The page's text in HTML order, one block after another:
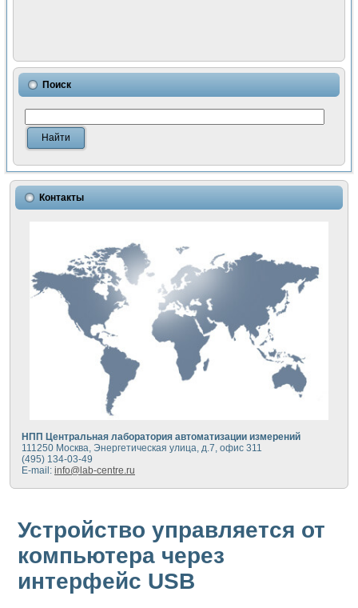
Поиск
Контакты
НПП Центральная лаборатория автоматизации измерений
111250 Москва, Энергетическая улица, д.7, офис 311
(495) 134-03-49
E-mail: info@lab-centre.ru
Устройство управляется от
компьютера через
интерфейс USB